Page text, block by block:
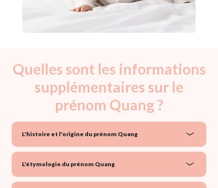
Quelles sont les informations
supplémentaires sur le
prénom Quang ?
L'histoire et l'origine du prénom Quang
L'étymologie du prénom Quang